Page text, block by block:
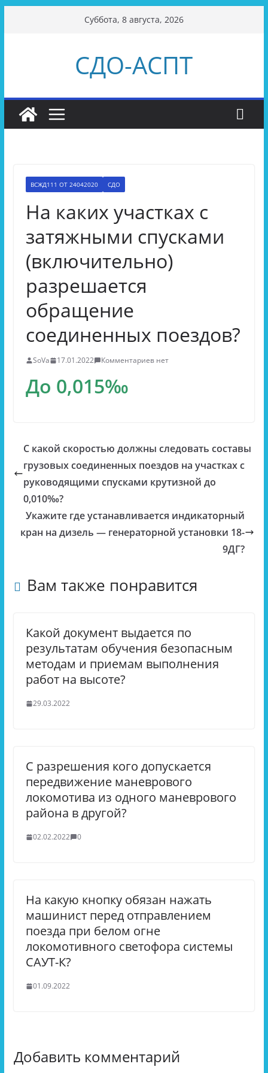
Суббота, 8 августа, 2026
СДО-АСПТ
ВСЖД111 ОТ 24042020 СДО
На каких участках с
затяжными спусками
(включительно)
разрешается
обращение
соединенных поездов?
SoVa 17.01.2022 Комментариев нет
До 0,015‰
С какой скоростью должны следовать составы
грузовых соединенных поездов на участках с
руководящими спусками крутизной до
0,010‰?
Укажите где устанавливается индикаторный
кран на дизель — генераторной установки 18-
9ДГ?
Вам также понравится
Какой документ выдается по
результатам обучения безопасным
методам и приемам выполнения
работ на высоте?
29.03.2022
С разрешения кого допускается
передвижение маневрового
локомотива из одного маневрового
района в другой?
02.02.2022 0
На какую кнопку обязан нажать
машинист перед отправлением
поезда при белом огне
локомотивного светофора системы
САУТ-К?
01.09.2022
Добавить комментарий